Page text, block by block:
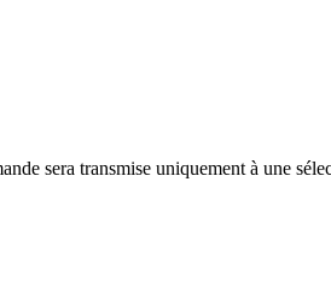
sera transmise uniquement à une